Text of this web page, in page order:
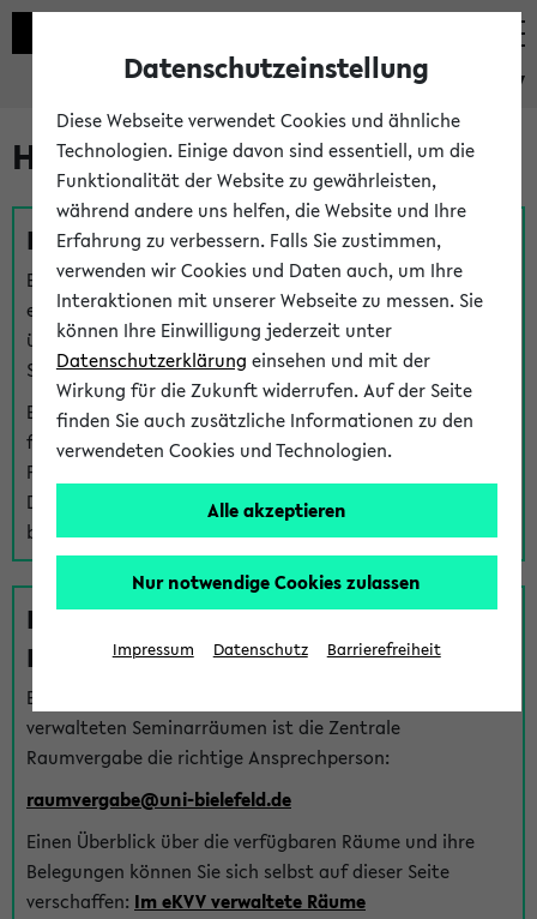
eKVV
Hilfe & Kontakt
Fragen zu einzelnen Veranstaltungen
Bei inhaltlichen und organisatorischen Fragen zu
einzelnen Veranstaltungen finden Sie Ansprechpersonen
über denFragen-Link bei jeder Veranstaltung. Der BIS
Support kann hier meist keine direkte Hilfe leisten.
Bei Veranstaltungen mit eKVV Teilnahmemanagement
finden Sie eine Auskunft über die Personen, die Ihre
Platzzuteilung im eKVV eingetragen haben, auf der
Detailseite zum Teilnahmemanagement der
betreffenden Veranstaltung.
Fragen zu im eKVV verwalteten
Räumen
Bei Fragen zur Vergabe von Hörsälen und vom eKVV
verwalteten Seminarräumen ist die Zentrale
Raumvergabe die richtige Ansprechperson:
raumvergabe@uni-bielefeld.de
Einen Überblick über die verfügbaren Räume und ihre
Belegungen können Sie sich selbst auf dieser Seite
verschaffen: Im eKVV verwaltete Räume
Datenschutzeinstellung
Diese Webseite verwendet Cookies und ähnliche
Technologien. Einige davon sind essentiell, um die
Funktionalität der Website zu gewährleisten,
während andere uns helfen, die Website und Ihre
Erfahrung zu verbessern. Falls Sie zustimmen,
verwenden wir Cookies und Daten auch, um Ihre
Interaktionen mit unserer Webseite zu messen. Sie
können Ihre Einwilligung jederzeit unter
Datenschutzerklärung einsehen und mit der
Wirkung für die Zukunft widerrufen. Auf der Seite
finden Sie auch zusätzliche Informationen zu den
verwendeten Cookies und Technologien.
Alle akzeptieren
Nur notwendige Cookies zulassen
Impressum Datenschutz Barrierefreiheit